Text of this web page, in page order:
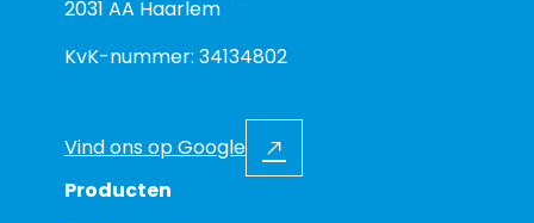
2031 AA Haarlem
KvK-nummer: 34134802
Vind ons op Google
Producten